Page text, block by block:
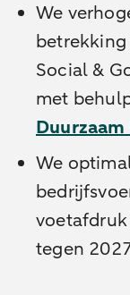
We
betrekking
Social &
met
We
tegen